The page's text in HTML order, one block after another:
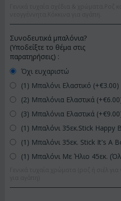
Συνοδευτικά μπαλόνια?
(Υποδείξτε το θέμα στις
παρατηρήσεις) :
Όχι ευχαριστώ
(1) Μπαλόνι Ελαστικό (+€3.00)
(2) Μπαλόνια Ελαστικά (+€6.00
(3) Μπαλόνια Ελαστικά (+€9.00
(1) Μπαλόνι 35εκ.Stick Happy
(1) Μπαλόνι 35εκ. Stick It's A
(1) Μπαλόνι Με Ήλιο 45εκ.